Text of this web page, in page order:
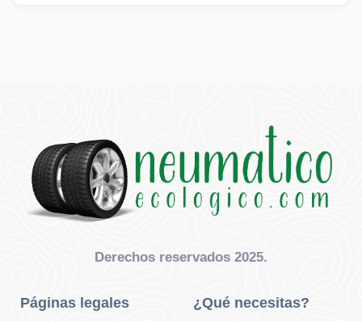
Derechos reservados 2025.
Páginas legales ¿Qué necesitas?